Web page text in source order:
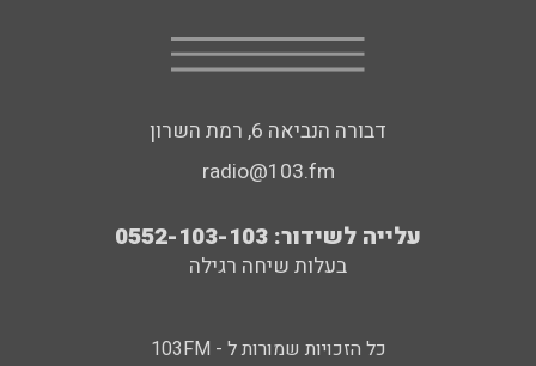
דבורה הנביאה 6, רמת השרון
radio@103.fm
עלייה לשידור: 0552-103-103
בעלות שיחה רגילה
כל הזכויות שמורות ל - 103FM